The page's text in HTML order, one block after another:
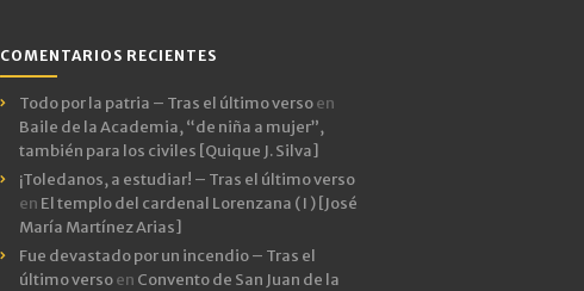
COMENTARIOS RECIENTES
Todo por la patria – Tras el último versoen
Baile de la Academia, “de niña a mujer”,
también para los civiles [Quique J. Silva]
¡Toledanos, a estudiar! – Tras el último verso
en El templo del cardenal Lorenzana ( I ) [José
María Martínez Arias]
Fue devastado por un incendio – Tras el
último versoen Convento de San Juan de la